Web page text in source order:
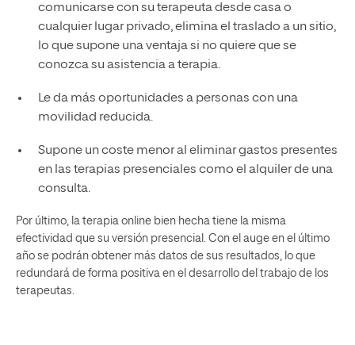
comunicarse con su terapeuta desde casa o
cualquier lugar privado, elimina el traslado a un sitio,
lo que supone una ventaja si no quiere que se
conozca su asistencia a terapia.
Le da más oportunidades a personas con una
movilidad reducida.
Supone un coste menor al eliminar gastos presentes
en las terapias presenciales como el alquiler de una
consulta.
Por último, la terapia online bien hecha tiene la misma
efectividad que su versión presencial. Con el auge en el último
año se podrán obtener más datos de sus resultados, lo que
redundará de forma positiva en el desarrollo del trabajo de los
terapeutas.